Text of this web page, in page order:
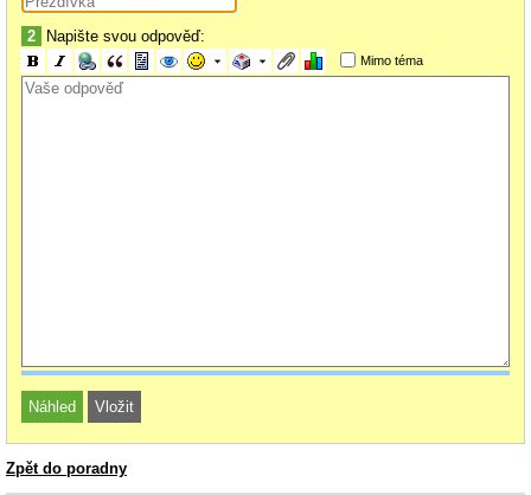
2 Napište svou odpověď:
Mimo téma
Zpět do poradny